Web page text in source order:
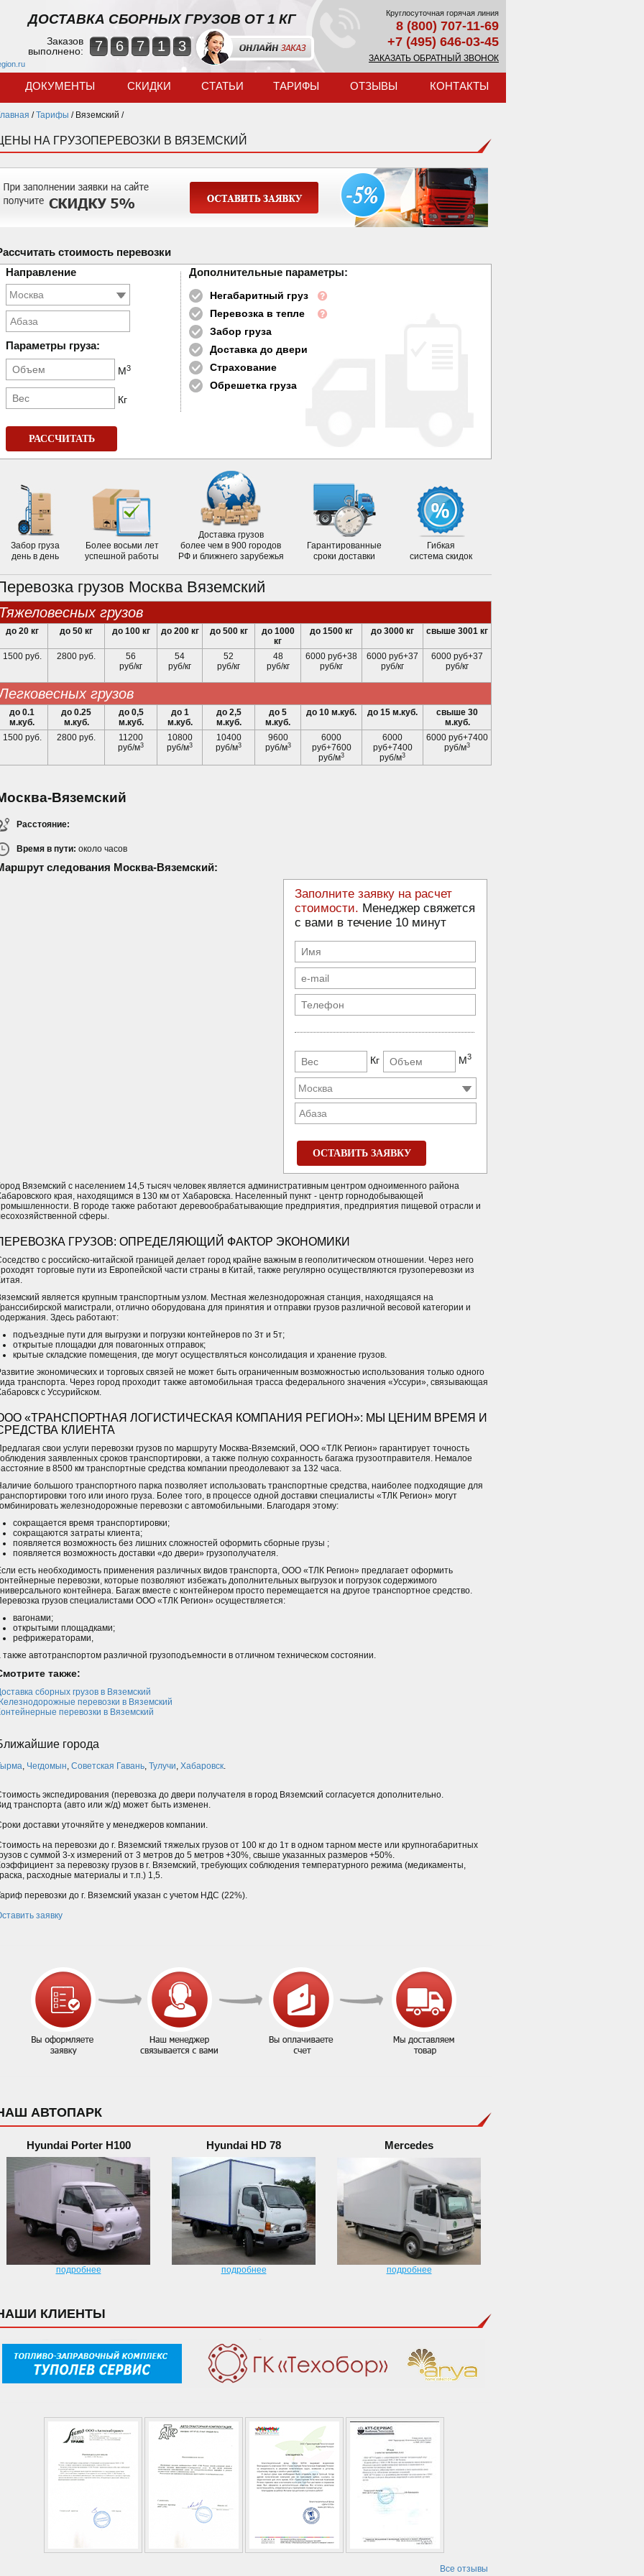
ДОСТАВКА СБОРНЫХ ГРУЗОВ ОТ 1 КГ
Заказов
выполнено:
7 6 7 1 3
Круглосуточная горячая линия
8 (800) 707-11-69
+7 (495) 646-03-45
ЗАКАЗАТЬ ОБРАТНЫЙ ЗВОНОК
ДОКУМЕНТЫ СКИДКИ СТАТЬИ ТАРИФЫ ОТЗЫВЫ КОНТАКТЫ
/Тарифы / Вяземский /
НА ГРУЗОПЕРЕВОЗКИ В ВЯЗЕМСКИЙ
стоимость перевозки
Направление
Абаза
Параметры груза:
М3
Кг
Дополнительные параметры:
Негабаритный груз
Перевозка в тепле
Забор груза
Доставка до двери
Страхование
Обрешетка груза
РАССЧИТАТЬ
Забор груза
день в день
Более восьми лет
успешной работы
Доставка грузов
более чем в 900 городов
РФ и ближнего зарубежья
Гарантированные
сроки доставки
Гибкая
система скидок
грузов Москва Вяземский
тяжеловесных грузов
до 20 кг до 50 кг до 100 кг до 200 кг до 500 кг
до 1000
кг
до 1500 кг до 3000 кг свыше 3001 кг
1500 руб. 2800 руб.
56
руб/кг
54
руб/кг
52
руб/кг
48
руб/кг
6000 руб+38
руб/кг
6000 руб+37
руб/кг
6000 руб+37
руб/кг
легковесных грузов
до 0.1
м.куб.
до 0.25
м.куб.
до 0,5
м.куб.
до 1
м.куб.
до 2,5
м.куб.
до 5
м.куб.
до 10 м.куб. до 15 м.куб.
свыше 30
м.куб.
1500 руб.
2800 руб.
11200
руб/м3
10800
руб/м3
10400
руб/м3
9600
руб/м3
6000
руб+7600
руб/м3
6000
руб+7400
руб/м3
6000 руб+7400
руб/м3
Вяземский
Расстояние:
Время в пути: около часов
следования Москва-Вяземский:
Заполните заявку на расчет
стоимости. Менеджер свяжется
с вами в течение 10 минут
Кг М3
Абаза
ОСТАВИТЬ ЗАЯВКУ
Вяземский с населением 14,5 тысяч человек является административным центром одноименного района
края, находящимся в 130 км от Хабаровска. Населенный пункт - центр горнодобывающей
В городе также работают деревообрабатывающие предприятия, предприятия пищевой отрасли и
сферы.
ГРУЗОВ: ОПРЕДЕЛЯЮЩИЙ ФАКТОР ЭКОНОМИКИ
с российско-китайской границей делает город крайне важным в геополитическом отношении. Через него
торговые пути из Европейской части страны в Китай, также регулярно осуществляются грузоперевозки из
является крупным транспортным узлом. Местная железнодорожная станция, находящаяся на
магистрали, отлично оборудована для принятия и отправки грузов различной весовой категории и
Здесь работают:
подъездные пути для выгрузки и погрузки контейнеров по 3т и 5т;
открытые площадки для повагонных отправок;
крытые складские помещения, где могут осуществляться консолидация и хранение грузов.
экономических и торговых связей не может быть ограниченным возможностью использования только одного
транспорта. Через город проходит также автомобильная трасса федерального значения «Уссури», связывающая
с Уссурийском.
«ТРАНСПОРТНАЯ ЛОГИСТИЧЕСКАЯ КОМПАНИЯ РЕГИОН»: МЫ ЦЕНИМ ВРЕМЯ И
КЛИЕНТА
свои услуги перевозки грузов по маршруту Москва-Вяземский, ООО «ТЛК Регион» гарантирует точность
заявленных сроков транспортировки, а также полную сохранность багажа грузоотправителя. Немалое
в 8500 км транспортные средства компании преодолевают за 132 часа.
большого транспортного парка позволяет использовать транспортные средства, наиболее подходящие для
того или иного груза. Более того, в процессе одной доставки специалисты «ТЛК Регион» могут
железнодорожные перевозки с автомобильными. Благодаря этому:
сокращается время транспортировки;
сокращаются затраты клиента;
появляется возможность без лишних сложностей оформить сборные грузы ;
появляется возможность доставки «до двери» грузополучателя.
есть необходимость применения различных видов транспорта, ООО «ТЛК Регион» предлагает оформить
перевозки, которые позволяют избежать дополнительных выгрузок и погрузок содержимого
контейнера. Багаж вместе с контейнером просто перемещается на другое транспортное средство.
грузов специалистами ООО «ТЛК Регион» осуществляется:
вагонами;
открытыми площадками;
рефрижераторами,
также автотранспортом различной грузоподъемности в отличном техническом состоянии.
также:
сборных грузов в Вяземский
перевозки в Вяземский
перевозки в Вяземский
города
, Чегдомын, Советская Гавань, Тулучи, Хабаровск.
экспедирования (перевозка до двери получателя в город Вяземский согласуется дополнительно.
транспорта (авто или ж/д) может быть изменен.
доставки уточняйте у менеджеров компании.
на перевозки до г. Вяземский тяжелых грузов от 100 кг до 1т в одном тарном месте или крупногабаритных
с суммой 3-х измерений от 3 метров до 5 метров +30%, свыше указанных размеров +50%.
за перевозку грузов в г. Вяземский, требующих соблюдения температурного режима (медикаменты,
расходные материалы и т.п.) 1,5.
перевозки до г. Вяземский указан с учетом НДС (22%).
заявку
АВТОПАРК
Hyundai Porter H100
подробнее
Hyundai HD 78
подробнее
Mercedes
подробнее
КЛИЕНТЫ
Все отзывы